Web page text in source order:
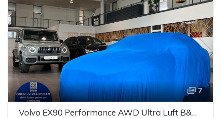
7
Volvo EX90 Performance AWD Ultra Luft B&W ACC AHK 7S